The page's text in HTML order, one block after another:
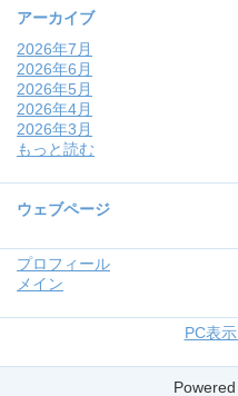
アーカイブ
2026年7月
2026年6月
2026年5月
2026年4月
2026年3月
もっと読む
ウェブページ
プロフィール
メイン
PC表